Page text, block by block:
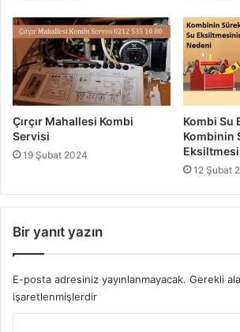
Çırçır Mahallesi Kombi
Servisi
19 Şubat 2024
Kombi Su
Kombinin
12 Şubat
Bir yanıt yazın
E-posta adresiniz yayınlanmayacak. Gerekli
işaretlenmişlerdir